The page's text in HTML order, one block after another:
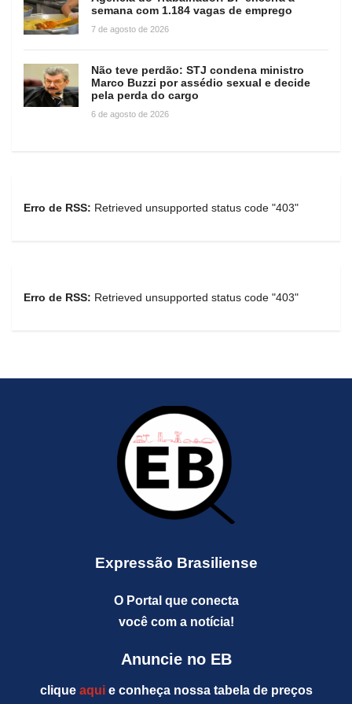
semana com 1.184 vagas de emprego
7 de agosto de 2026
Não teve perdão: STJ condena ministro
Marco Buzzi por assédio sexual e decide
pela perda do cargo
6 de agosto de 2026
Erro de RSS: Retrieved unsupported status code "403"
Erro de RSS: Retrieved unsupported status code "403"
Expressão Brasiliense
O Portal que conecta
você com a notícia!
Anuncie no EB
clique aquie conheça nossa tabela de preços